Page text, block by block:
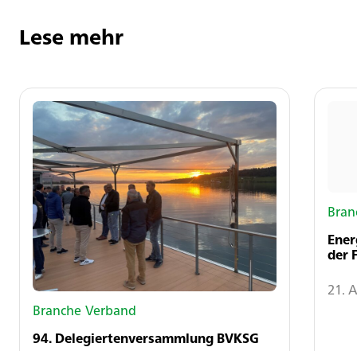
Lese mehr
BrancheVerband
94. Delegiertenversammlung BVKSG
der
21.